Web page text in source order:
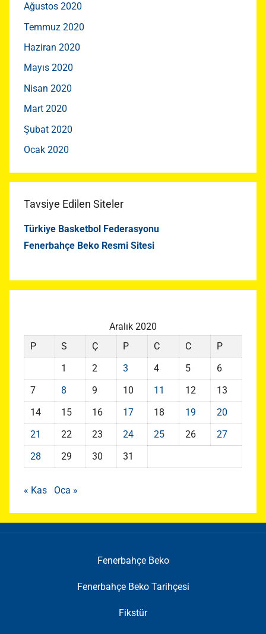
Ağustos 2020
Temmuz 2020
Haziran 2020
Mayıs 2020
Nisan 2020
Mart 2020
Şubat 2020
Ocak 2020
Tavsiye Edilen Siteler
Türkiye Basketbol Federasyonu
Fenerbahçe Beko Resmi Sitesi
Aralık 2020
P
S Ç P C C
P
1
2 3 4 5
6
7
8 9 10 11 12
13
14
15 16 17 18 19
20
21
22 23 24 25 26
27
28
29 30 31
« Kas Oca »
Fenerbahçe Beko
Fenerbahçe Beko Tarihçesi
Fikstür